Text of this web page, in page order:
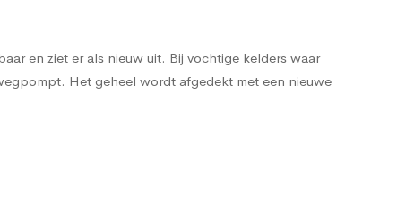
en ziet er als nieuw uit. Bij vochtige kelders waar
Het geheel wordt afgedekt met een nieuwe